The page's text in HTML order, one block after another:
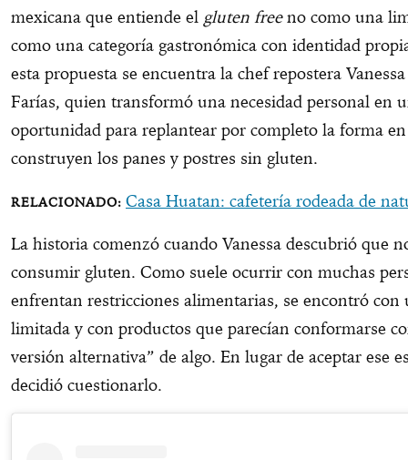
mexicana que entiende el gluten freeno como una
como una categoría gastronómica con identidad
esta propuesta se encuentra la chef repostera
Farías, quien transformó una necesidad personal en
oportunidad para replantear por completo la forma
construyen los panes y postres sin gluten.
Casa Huatan: cafetería rodeada de
La historia comenzó cuando Vanessa descubrió que
consumir gluten. Como suele ocurrir con muchas
enfrentan restricciones alimentarias, se encontró con
limitada y con productos que parecían conformarse
versión alternativa” de algo. En lugar de aceptar ese
decidió cuestionarlo.